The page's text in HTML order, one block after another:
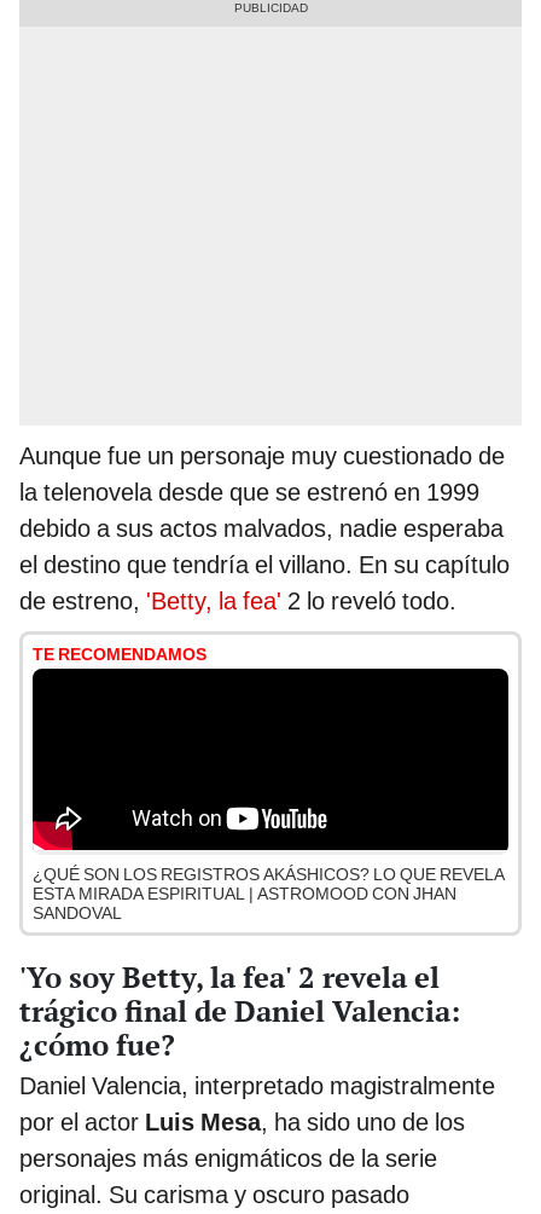
Aunque fue un personaje muy cuestionado de
la telenovela desde que se estrenó en 1999
debido a sus actos malvados, nadie esperaba
el destino que tendría el villano. En su capítulo
de estreno, 'Betty, la fea' 2 lo reveló todo.
TE RECOMENDAMOS
¿QUÉ SON LOS REGISTROS AKÁSHICOS? LO QUE REVELA
ESTA MIRADA ESPIRITUAL | ASTROMOOD CON JHAN
SANDOVAL
'Yo soy Betty, la fea' 2 revela el
trágico final de Daniel Valencia:
¿cómo fue?
Daniel Valencia, interpretado magistralmente
por el actor Luis Mesa, ha sido uno de los
personajes más enigmáticos de la serie
original. Su carisma y oscuro pasado